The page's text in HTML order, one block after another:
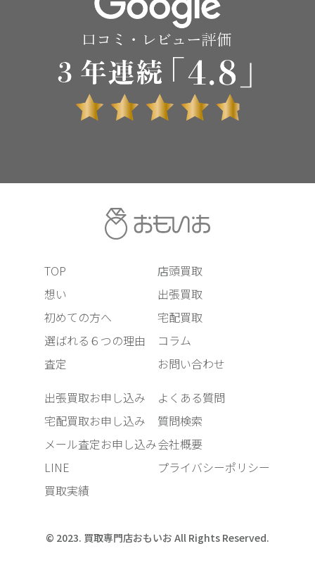
TOP
想い
初めての方へ
選ばれる６つの理由
査定
店頭買取
出張買取
宅配買取
コラム
お問い合わせ
出張買取お申し込み
宅配買取お申し込み
メール査定お申し込み
LINE
買取実績
よくある質問
質問検索
会社概要
プライバシーポリシー
© 2023. 買取専門店おもいお All Rights Reserved.